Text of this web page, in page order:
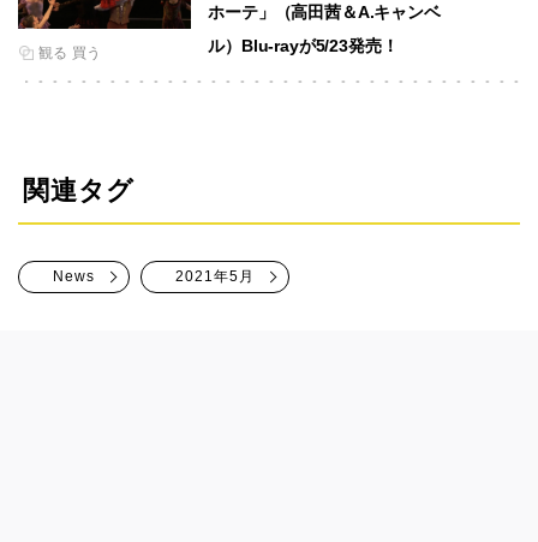
観る 買う
ホーテ」（高田茜＆A.キャンベ
ル）Blu-rayが5/23発売！
関連タグ
News 2021年5月